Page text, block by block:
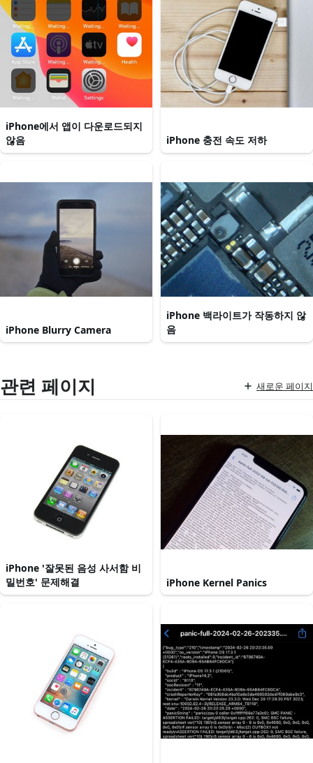
iPhone에서 앱이 다운로드되지
않음
iPhone 충전 속도 저하
iPhone Blurry Camera
iPhone 백라이트가 작동하지 않
음
관련 페이지 새로운 페이지
iPhone '잘못된 음성 사서함 비
밀번호' 문제해결
iPhone Kernel Panics